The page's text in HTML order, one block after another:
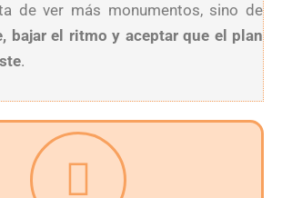
de ver más monumentos, sino de
bajar el ritmo y aceptar que el plan
.